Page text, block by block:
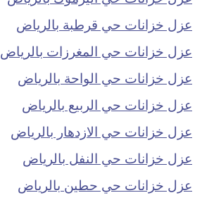
عزل خزانات حي قرطبة بالرياض
عزل خزانات حي المغرزات بالرياض
عزل خزانات حي الواحة بالرياض
عزل خزانات حي الربيع بالرياض
عزل خزانات حي الازدهار بالرياض
عزل خزانات حي النفل بالرياض
عزل خزانات حي حطين بالرياض